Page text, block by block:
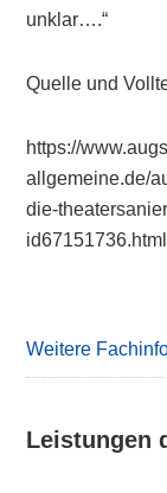
unklar….“
Quelle und
https://
allgemeine.de/
die-
id67151736.html
Weitere
Leistungen